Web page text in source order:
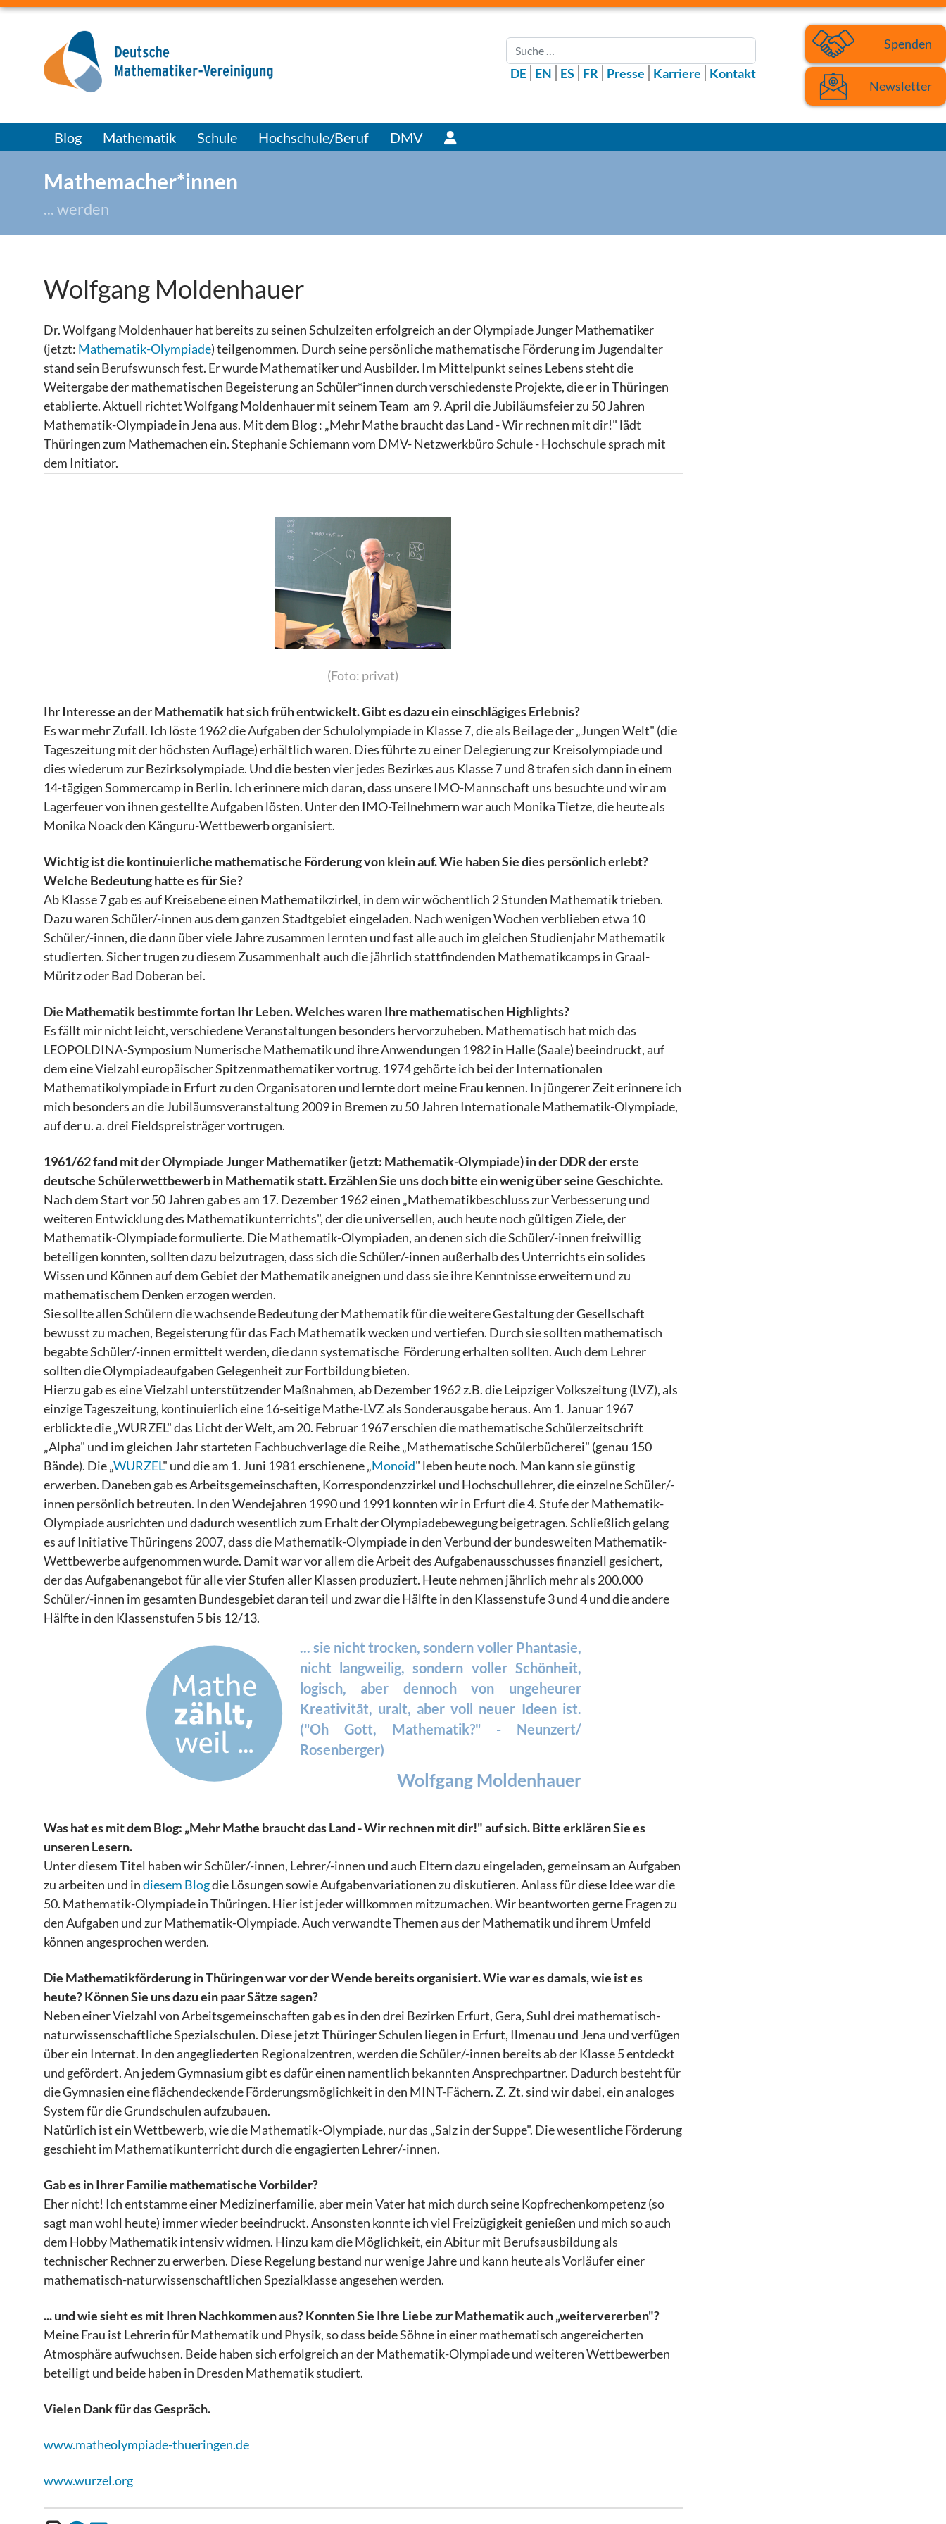
Suchen
DE EN ES FR Presse Karriere Kontakt
Spenden
Newsletter
Blog Mathematik Schule Hochschule/Beruf DMV
Mathemacher*innen
... werden
Wolfgang Moldenhauer
Dr. Wolfgang Moldenhauer hat bereits zu seinen Schulzeiten erfolgreich an der Olympiade Junger Mathematiker
(jetzt: Mathematik-Olympiade) teilgenommen. Durch seine persönliche mathematische Förderung im Jugendalter
stand sein Berufswunsch fest. Er wurde Mathematiker und Ausbilder. Im Mittelpunkt seines Lebens steht die
Weitergabe der mathematischen Begeisterung an Schüler*innen durch verschiedenste Projekte, die er in Thüringen
etablierte. Aktuell richtet Wolfgang Moldenhauer mit seinem Team am 9. April die Jubiläumsfeier zu 50 Jahren
Mathematik-Olympiade in Jena aus. Mit dem Blog : „Mehr Mathe braucht das Land - Wir rechnen mit dir!" lädt
Thüringen zum Mathemachen ein. Stephanie Schiemann vom DMV- Netzwerkbüro Schule - Hochschule sprach mit
dem Initiator.
(Foto: privat)
Ihr Interesse an der Mathematik hat sich früh entwickelt. Gibt es dazu ein einschlägiges Erlebnis?
Es war mehr Zufall. Ich löste 1962 die Aufgaben der Schulolympiade in Klasse 7, die als Beilage der „Jungen Welt" (die
Tageszeitung mit der höchsten Auflage) erhältlich waren. Dies führte zu einer Delegierung zur Kreisolympiade und
dies wiederum zur Bezirksolympiade. Und die besten vier jedes Bezirkes aus Klasse 7 und 8 trafen sich dann in einem
14-tägigen Sommercamp in Berlin. Ich erinnere mich daran, dass unsere IMO-Mannschaft uns besuchte und wir am
Lagerfeuer von ihnen gestellte Aufgaben lösten. Unter den IMO-Teilnehmern war auch Monika Tietze, die heute als
Monika Noack den Känguru-Wettbewerb organisiert.
Wichtig ist die kontinuierliche mathematische Förderung von klein auf. Wie haben Sie dies persönlich erlebt?
Welche Bedeutung hatte es für Sie?
Ab Klasse 7 gab es auf Kreisebene einen Mathematikzirkel, in dem wir wöchentlich 2 Stunden Mathematik trieben.
Dazu waren Schüler/-innen aus dem ganzen Stadtgebiet eingeladen. Nach wenigen Wochen verblieben etwa 10
Schüler/-innen, die dann über viele Jahre zusammen lernten und fast alle auch im gleichen Studienjahr Mathematik
studierten. Sicher trugen zu diesem Zusammenhalt auch die jährlich stattfindenden Mathematikcamps in Graal-
Müritz oder Bad Doberan bei.
Die Mathematik bestimmte fortan Ihr Leben. Welches waren Ihre mathematischen Highlights?
Es fällt mir nicht leicht, verschiedene Veranstaltungen besonders hervorzuheben. Mathematisch hat mich das
LEOPOLDINA-Symposium Numerische Mathematik und ihre Anwendungen 1982 in Halle (Saale) beeindruckt, auf
dem eine Vielzahl europäischer Spitzenmathematiker vortrug. 1974 gehörte ich bei der Internationalen
Mathematikolympiade in Erfurt zu den Organisatoren und lernte dort meine Frau kennen. In jüngerer Zeit erinnere ich
mich besonders an die Jubiläumsveranstaltung 2009 in Bremen zu 50 Jahren Internationale Mathematik-Olympiade,
auf der u. a. drei Fieldspreisträger vortrugen.
1961/62 fand mit der Olympiade Junger Mathematiker (jetzt: Mathematik-Olympiade) in der DDR der erste
deutsche Schülerwettbewerb in Mathematik statt. Erzählen Sie uns doch bitte ein wenig über seine Geschichte.
Nach dem Start vor 50 Jahren gab es am 17. Dezember 1962 einen „Mathematikbeschluss zur Verbesserung und
weiteren Entwicklung des Mathematikunterrichts", der die universellen, auch heute noch gültigen Ziele, der
Mathematik-Olympiade formulierte. Die Mathematik-Olympiaden, an denen sich die Schüler/-innen freiwillig
beteiligen konnten, sollten dazu beizutragen, dass sich die Schüler/-innen außerhalb des Unterrichts ein solides
Wissen und Können auf dem Gebiet der Mathematik aneignen und dass sie ihre Kenntnisse erweitern und zu
mathematischem Denken erzogen werden.
Sie sollte allen Schülern die wachsende Bedeutung der Mathematik für die weitere Gestaltung der Gesellschaft
bewusst zu machen, Begeisterung für das Fach Mathematik wecken und vertiefen. Durch sie sollten mathematisch
begabte Schüler/-innen ermittelt werden, die dann systematische Förderung erhalten sollten. Auch dem Lehrer
sollten die Olympiadeaufgaben Gelegenheit zur Fortbildung bieten.
Hierzu gab es eine Vielzahl unterstützender Maßnahmen, ab Dezember 1962 z.B. die Leipziger Volkszeitung (LVZ), als
einzige Tageszeitung, kontinuierlich eine 16-seitige Mathe-LVZ als Sonderausgabe heraus. Am 1. Januar 1967
erblickte die „WURZEL" das Licht der Welt, am 20. Februar 1967 erschien die mathematische Schülerzeitschrift
„Alpha" und im gleichen Jahr starteten Fachbuchverlage die Reihe „Mathematische Schülerbücherei" (genau 150
Bände). Die „WURZEL" und die am 1. Juni 1981 erschienene „Monoid" leben heute noch. Man kann sie günstig
erwerben. Daneben gab es Arbeitsgemeinschaften, Korrespondenzzirkel und Hochschullehrer, die einzelne Schüler/-
innen persönlich betreuten. In den Wendejahren 1990 und 1991 konnten wir in Erfurt die 4. Stufe der Mathematik-
Olympiade ausrichten und dadurch wesentlich zum Erhalt der Olympiadebewegung beigetragen. Schließlich gelang
es auf Initiative Thüringens 2007, dass die Mathematik-Olympiade in den Verbund der bundesweiten Mathematik-
Wettbewerbe aufgenommen wurde. Damit war vor allem die Arbeit des Aufgabenausschusses finanziell gesichert,
der das Aufgabenangebot für alle vier Stufen aller Klassen produziert. Heute nehmen jährlich mehr als 200.000
Schüler/-innen im gesamten Bundesgebiet daran teil und zwar die Hälfte in den Klassenstufe 3 und 4 und die andere
Hälfte in den Klassenstufen 5 bis 12/13.
... sie nicht trocken, sondern voller Phantasie,
nicht langweilig, sondern voller Schönheit,
logisch, aber dennoch von ungeheurer
Kreativität, uralt, aber voll neuer Ideen ist.
("Oh Gott, Mathematik?" - Neunzert/
Rosenberger)
Wolfgang Moldenhauer
Was hat es mit dem Blog: „Mehr Mathe braucht das Land - Wir rechnen mit dir!" auf sich. Bitte erklären Sie es
unseren Lesern.
Unter diesem Titel haben wir Schüler/-innen, Lehrer/-innen und auch Eltern dazu eingeladen, gemeinsam an Aufgaben
zu arbeiten und indiesem Blogdie Lösungen sowie Aufgabenvariationen zu diskutieren. Anlass für diese Idee war die
50. Mathematik-Olympiade in Thüringen. Hier ist jeder willkommen mitzumachen. Wir beantworten gerne Fragen zu
den Aufgaben und zur Mathematik-Olympiade. Auch verwandte Themen aus der Mathematik und ihrem Umfeld
können angesprochen werden.
Die Mathematikförderung in Thüringen war vor der Wende bereits organisiert. Wie war es damals, wie ist es
heute? Können Sie uns dazu ein paar Sätze sagen?
Neben einer Vielzahl von Arbeitsgemeinschaften gab es in den drei Bezirken Erfurt, Gera, Suhl drei mathematisch-
naturwissenschaftliche Spezialschulen. Diese jetzt Thüringer Schulen liegen in Erfurt, Ilmenau und Jena und verfügen
über ein Internat. In den angegliederten Regionalzentren, werden die Schüler/-innen bereits ab der Klasse 5 entdeckt
und gefördert. An jedem Gymnasium gibt es dafür einen namentlich bekannten Ansprechpartner. Dadurch besteht für
die Gymnasien eine flächendeckende Förderungsmöglichkeit in den MINT-Fächern. Z. Zt. sind wir dabei, ein analoges
System für die Grundschulen aufzubauen.
Natürlich ist ein Wettbewerb, wie die Mathematik-Olympiade, nur das „Salz in der Suppe". Die wesentliche Förderung
geschieht im Mathematikunterricht durch die engagierten Lehrer/-innen.
Gab es in Ihrer Familie mathematische Vorbilder?
Eher nicht! Ich entstamme einer Medizinerfamilie, aber mein Vater hat mich durch seine Kopfrechenkompetenz (so
sagt man wohl heute) immer wieder beeindruckt. Ansonsten konnte ich viel Freizügigkeit genießen und mich so auch
dem Hobby Mathematik intensiv widmen. Hinzu kam die Möglichkeit, ein Abitur mit Berufsausbildung als
technischer Rechner zu erwerben. Diese Regelung bestand nur wenige Jahre und kann heute als Vorläufer einer
mathematisch-naturwissenschaftlichen Spezialklasse angesehen werden.
... und wie sieht es mit Ihren Nachkommen aus? Konnten Sie Ihre Liebe zur Mathematik auch „weitervererben"?
Meine Frau ist Lehrerin für Mathematik und Physik, so dass beide Söhne in einer mathematisch angereicherten
Atmosphäre aufwuchsen. Beide haben sich erfolgreich an der Mathematik-Olympiade und weiteren Wettbewerben
beteiligt und beide haben in Dresden Mathematik studiert.
Vielen Dank für das Gespräch.
www.matheolympiade-thueringen.de
www.wurzel.org